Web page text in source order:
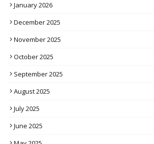
January 2026
December 2025
November 2025
October 2025
September 2025
August 2025
July 2025
June 2025